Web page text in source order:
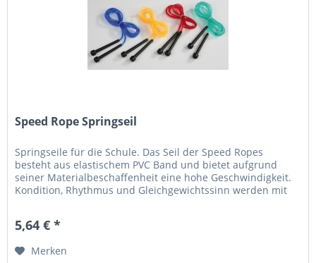
Speed Rope Springseil
Springseile für die Schule. Das Seil der Speed Ropes
besteht aus elastischem PVC Band und bietet aufgrund
seiner Materialbeschaffenheit eine hohe Geschwindigkeit.
Kondition, Rhythmus und Gleichgewichtssinn werden mit
5,64 € *
Merken